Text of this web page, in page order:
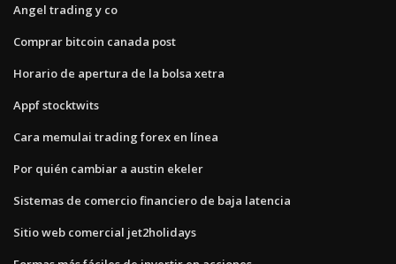
Angel trading y co
Comprar bitcoin canada post
Horario de apertura de la bolsa xetra
Appf stocktwits
Cara memulai trading forex en línea
Por quién cambiar a austin ekeler
Sistemas de comercio financiero de baja latencia
Sitio web comercial jet2holidays